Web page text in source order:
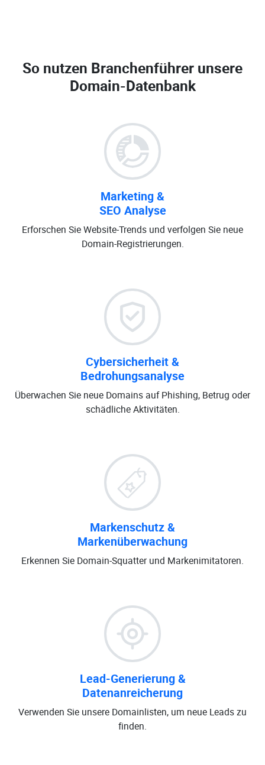
So nutzen Branchenführer unsere
Domain-Datenbank
Marketing &
SEO Analyse
Erforschen Sie Website-Trends und verfolgen Sie neue
Domain-Registrierungen.
Cybersicherheit &
Bedrohungsanalyse
Überwachen Sie neue Domains auf Phishing, Betrug oder
schädliche Aktivitäten.
Markenschutz &
Markenüberwachung
Erkennen Sie Domain-Squatter und Markenimitatoren.
Lead-Generierung &
Datenanreicherung
Verwenden Sie unsere Domainlisten, um neue Leads zu
finden.